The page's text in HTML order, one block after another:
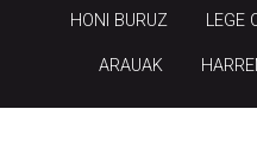
HONI BURUZ LEGE
ARAUAK